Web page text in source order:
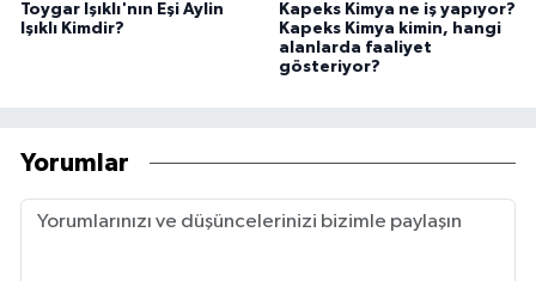
Toygar Işıklı'nın Eşi Aylin
Işıklı Kimdir?
Kapeks Kimya ne iş yapıyor?
Kapeks Kimya kimin, hangi
alanlarda faaliyet
gösteriyor?
Yorumlar